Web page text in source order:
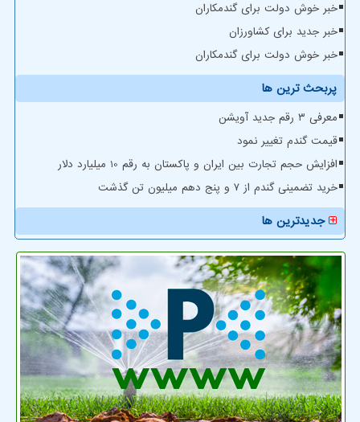
خبر خوش دولت برای گندمکاران
خبر جدید برای کشاورزان
خبر خوش دولت برای گندمکاران
پربحث ترین ها
معرفی ۳ رقم جدید آویشن
قیمت گندم تغییر نمود
افزایش حجم تجارت بین ایران و پاکستان به رقم 10 میلیارد دلار
خرید تضمینی گندم از ۷ و پنج دهم میلیون تن گذشت
جدیدترین ها